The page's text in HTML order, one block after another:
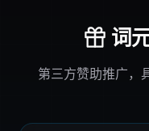
词
第三方赞助推广，